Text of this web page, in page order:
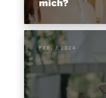
mich?
FEB. / 2024